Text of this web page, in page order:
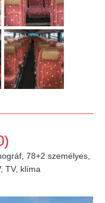
78+2 személyes,
TV, klíma